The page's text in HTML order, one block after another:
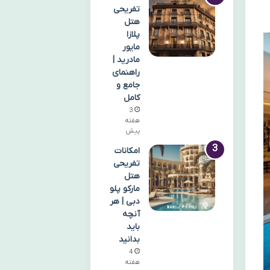
تفریحی
هتل
پلازا
مایور
مادرید |
راهنمای
جامع و
کامل
3
هفته
پیش
امکانات
تفریحی
هتل
مارکو پلو
دبی | هر
آنچه
باید
بدانید
4
هفته